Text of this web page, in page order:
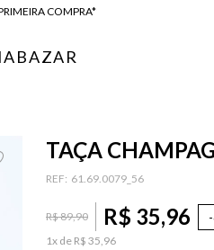
COMPRA*
EXPRESSA*
BAZAR
TAÇA
: 61.69.0079_56
R$89,90 R$ 35,96 -
1x de R$ 35,96